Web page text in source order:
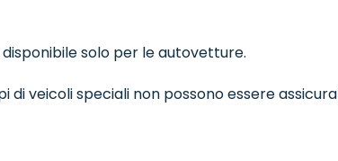
solo per le autovetture.
di veicoli speciali non possono essere